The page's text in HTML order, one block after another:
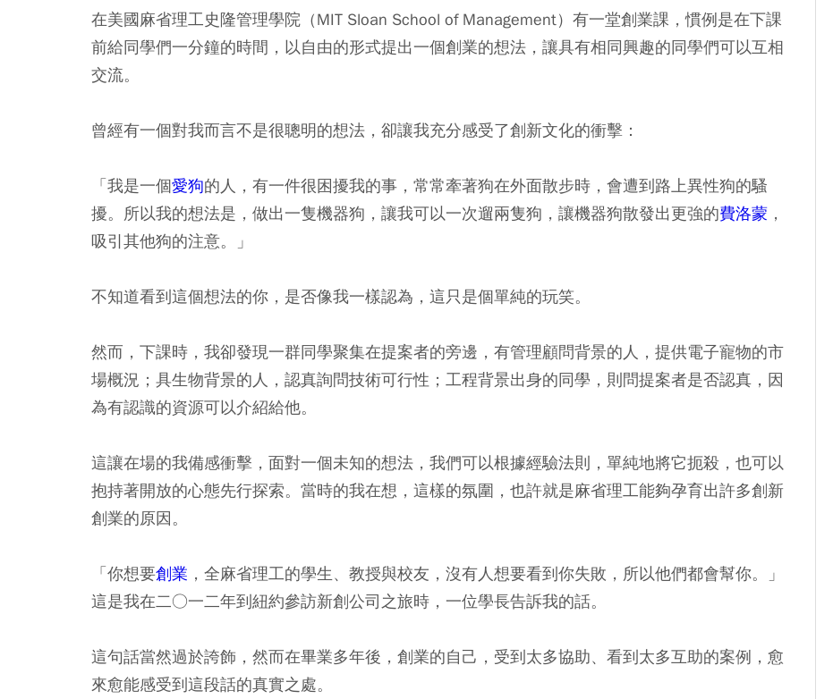
在美國麻省理工史隆管理學院（MIT Sloan School of Management）有一堂創業課，慣例是在下課
前給同學們一分鐘的時間，以自由的形式提出一個創業的想法，讓具有相同興趣的同學們可以互相
交流。
曾經有一個對我而言不是很聰明的想法，卻讓我充分感受了創新文化的衝擊：
「我是一個愛狗的人，有一件很困擾我的事，常常牽著狗在外面散步時，會遭到路上異性狗的騷
擾。所以我的想法是，做出一隻機器狗，讓我可以一次遛兩隻狗，讓機器狗散發出更強的費洛蒙 ，
吸引其他狗的注意。」
不知道看到這個想法的你，是否像我一樣認為，這只是個單純的玩笑。
然而，下課時，我卻發現一群同學聚集在提案者的旁邊，有管理顧問背景的人，提供電子寵物的市
場概況；具生物背景的人，認真詢問技術可行性；工程背景出身的同學，則問提案者是否認真，因
為有認識的資源可以介紹給他。
這讓在場的我備感衝擊，面對一個未知的想法，我們可以根據經驗法則，單純地將它扼殺，也可以
抱持著開放的心態先行探索。當時的我在想，這樣的氛圍，也許就是麻省理工能夠孕育出許多創新
創業的原因。
「你想要創業 ，全麻省理工的學生、教授與校友，沒有人想要看到你失敗，所以他們都會幫你。」
這是我在二○一二年到紐約參訪新創公司之旅時，一位學長告訴我的話。
這句話當然過於誇飾，然而在畢業多年後，創業的自己，受到太多協助、看到太多互助的案例，愈
來愈能感受到這段話的真實之處。